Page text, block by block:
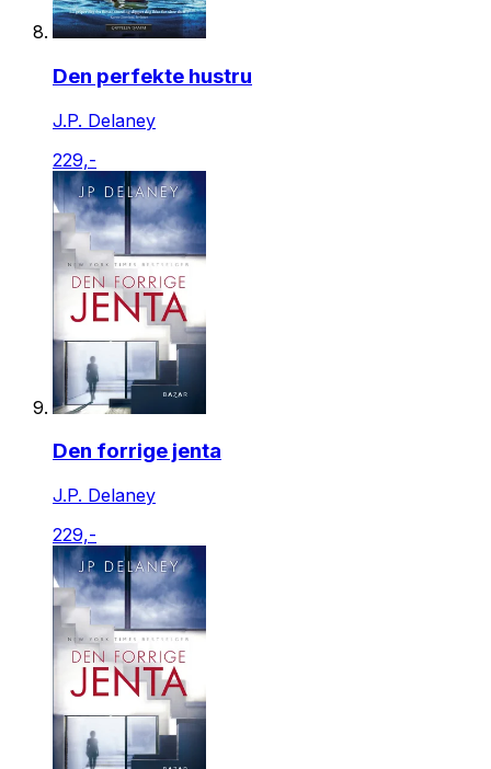
Den perfekte hustru
J.P. Delaney
229,-
Den forrige jenta
J.P. Delaney
229,-